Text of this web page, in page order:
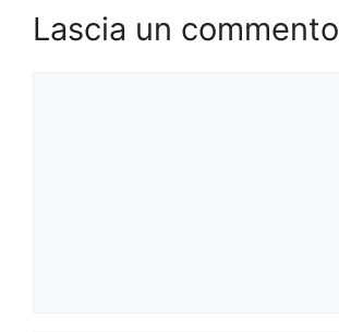
Lascia un commento